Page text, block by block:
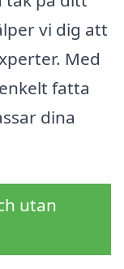
vi dig att
Med
fatta
dina
utan